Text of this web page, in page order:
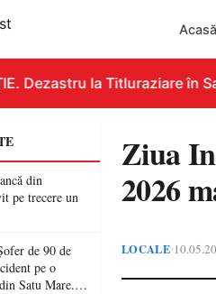
Acasă
Dezastru la Titluraziare în
din
pe trecere un
de 90 de
pe o
Satu Mare. O
Ziua
2026
LOCALE•